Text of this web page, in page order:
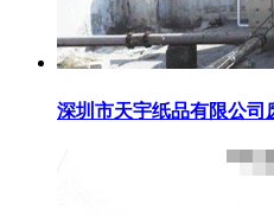
深圳市天宇纸品有限公司